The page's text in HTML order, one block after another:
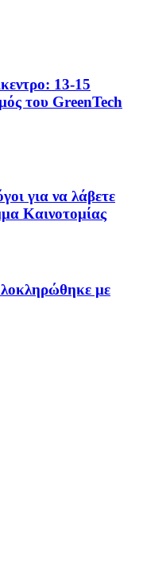
13-15
του GreenTech
για να λάβετε
Καινοτομίας
με